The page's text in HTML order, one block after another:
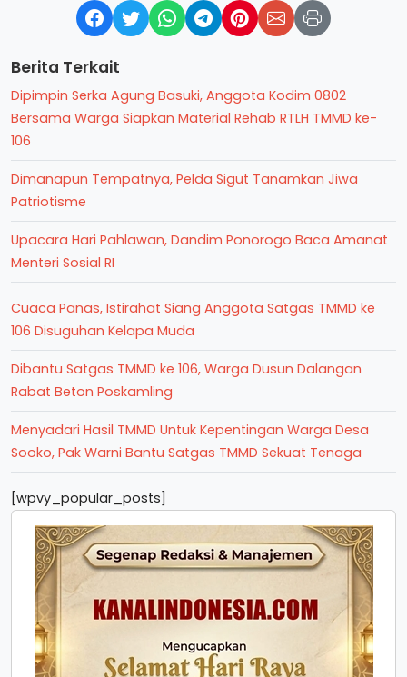
Berita Terkait
Dipimpin Serka Agung Basuki, Anggota Kodim 0802
Bersama Warga Siapkan Material Rehab RTLH TMMD ke-
106
Dimanapun Tempatnya, Pelda Sigut Tanamkan Jiwa
Patriotisme
Upacara Hari Pahlawan, Dandim Ponorogo Baca Amanat
Menteri Sosial RI
Cuaca Panas, Istirahat Siang Anggota Satgas TMMD ke
106 Disuguhan Kelapa Muda
Dibantu Satgas TMMD ke 106, Warga Dusun Dalangan
Rabat Beton Poskamling
Menyadari Hasil TMMD Untuk Kepentingan Warga Desa
Sooko, Pak Warni Bantu Satgas TMMD Sekuat Tenaga
[wpvy_popular_posts]